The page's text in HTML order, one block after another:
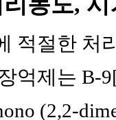
적절한 처
억제는 B-
(2,2-